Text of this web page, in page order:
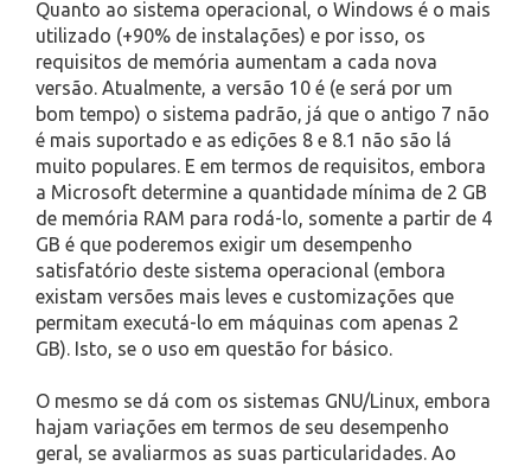
Quanto ao sistema operacional, o Windows é o mais
utilizado (+90% de instalações) e por isso, os
requisitos de memória aumentam a cada nova
versão. Atualmente, a versão 10 é (e será por um
bom tempo) o sistema padrão, já que o antigo 7 não
é mais suportado e as edições 8 e 8.1 não são lá
muito populares. E em termos de requisitos, embora
a Microsoft determine a quantidade mínima de 2 GB
de memória RAM para rodá-lo, somente a partir de 4
GB é que poderemos exigir um desempenho
satisfatório deste sistema operacional (embora
existam versões mais leves e customizações que
permitam executá-lo em máquinas com apenas 2
GB). Isto, se o uso em questão for básico.
O mesmo se dá com os sistemas GNU/Linux, embora
hajam variações em termos de seu desempenho
geral, se avaliarmos as suas particularidades. Ao